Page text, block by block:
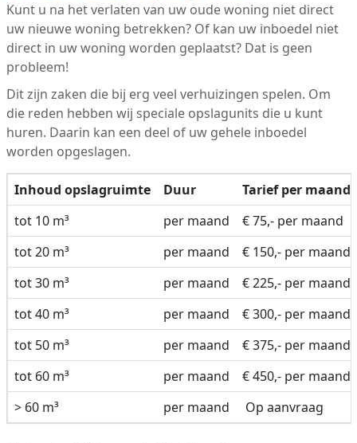
Kunt u na het verlaten van uw oude woning niet direct
uw nieuwe woning betrekken? Of kan uw inboedel niet
direct in uw woning worden geplaatst? Dat is geen
probleem!
Dit zijn zaken die bij erg veel verhuizingen spelen. Om
die reden hebben wij speciale opslagunits die u kunt
huren. Daarin kan een deel of uw gehele inboedel
worden opgeslagen.
Inhoud opslagruimte Duur
Tarief per maand
tot 10 m³
per maand
€ 75,- per maand
tot 20 m³
per maand
€ 150,- per maand
tot 30 m³
per maand
€ 225,- per maand
tot 40 m³
per maand
€ 300,- per maand
tot 50 m³
per maand
€ 375,- per maand
tot 60 m³
per maand
€ 450,- per maand
> 60 m³
per maand Op aanvraag